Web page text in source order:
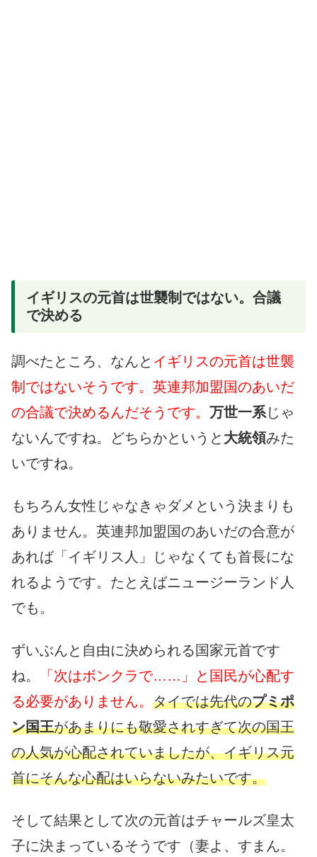
イギリスの元首は世襲制ではない。合議
で決める
調べたところ、なんと イギリスの元首は世襲
制ではないそうです。英連邦加盟国のあいだ
の合議で決めるんだそうです。 万世一系じゃ
ないんですね。どちらかというと 大統領みた
いですね。
もちろん女性じゃなきゃダメという決まりも
ありません。英連邦加盟国のあいだの合意が
あれば「イギリス人」じゃなくても首長にな
れるようです。たとえばニュージーランド人
でも。
ずいぶんと自由に決められる国家元首です
ね。
「次はボンクラで……」と国民が心配す
る必要がありません。 タイでは先代のプミポ
ン国王があまりにも敬愛されすぎて次の国王
の人気が心配されていましたが、イギリス元
首にそんな心配はいらないみたいです。
そして結果として次の元首はチャールズ皇太
子に決まっているそうです（妻よ、すまん。